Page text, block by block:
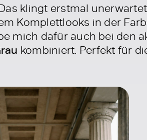
klingt erstmal
Komplettlooks in der
mich dafür auch bei den
kombiniert. Perfekt für